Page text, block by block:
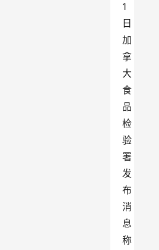
1
日
加
拿
大
食
品
检
验
署
发
布
消
息
称